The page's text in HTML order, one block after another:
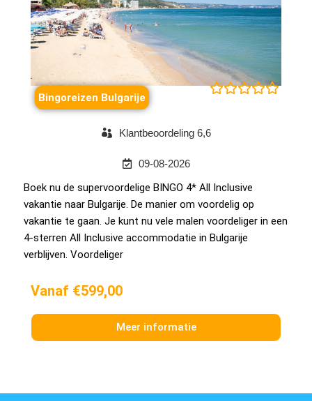

Bingoreizen Bulgarije
Klantbeoordeling 6,6
09-08-2026
Boek nu de supervoordelige BINGO 4* All Inclusive
vakantie naar Bulgarije. De manier om voordelig op
vakantie te gaan. Je kunt nu vele malen voordeliger in een
4-sterren All Inclusive accommodatie in Bulgarije
verblijven. Voordeliger
Vanaf €599,00
Meer informatie